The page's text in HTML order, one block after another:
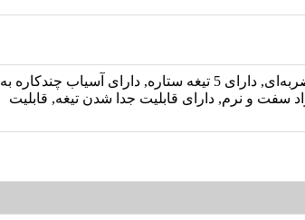
پایه غیر لغزش, داراعملکرد ضربه‌ای, دارای 5 تیغه ستاره, دارای آسیاب چندکاره به
سفت و نرم, دارای قابلیت جدا شدن تیغه, قابلیت